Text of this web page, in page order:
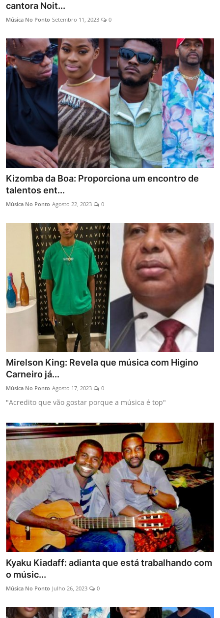
cantora Noit...
Música No Ponto Setembro 11, 2023 0
Kizomba da Boa: Proporciona um encontro de
talentos ent...
Música No Ponto Agosto 22, 2023 0
Mirelson King: Revela que música com Higino
Carneiro já...
Música No Ponto Agosto 17, 2023 0
"Acredito que vão gostar porque a música é top"
Kyaku Kiadaff: adianta que está trabalhando com
o músic...
Música No Ponto Julho 26, 2023 0